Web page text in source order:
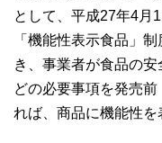
として、平成27年4月1
「機能性表示食品」
き、事業者が食品の
どの必要事項を発売
れば、商品に機能性を